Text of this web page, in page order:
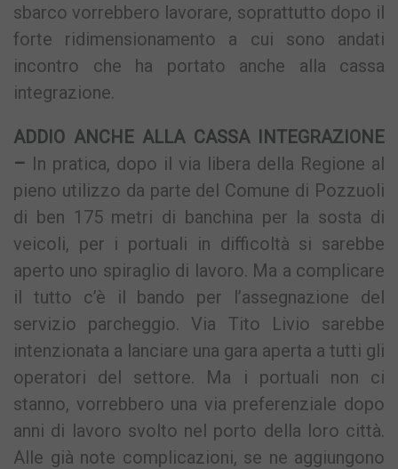
sbarco vorrebbero lavorare, soprattutto dopo il
forte ridimensionamento a cui sono andati
incontro che ha portato anche alla cassa
integrazione.
ADDIO ANCHE ALLA CASSA INTEGRAZIONE
– In pratica, dopo il via libera della Regione al
pieno utilizzo da parte del Comune di Pozzuoli
di ben 175 metri di banchina per la sosta di
veicoli, per i portuali in difficoltà si sarebbe
aperto uno spiraglio di lavoro. Ma a complicare
il tutto c’è il bando per l’assegnazione del
servizio parcheggio. Via Tito Livio sarebbe
intenzionata a lanciare una gara aperta a tutti gli
operatori del settore. Ma i portuali non ci
stanno, vorrebbero una via preferenziale dopo
anni di lavoro svolto nel porto della loro città.
Alle già note complicazioni, se ne aggiungono